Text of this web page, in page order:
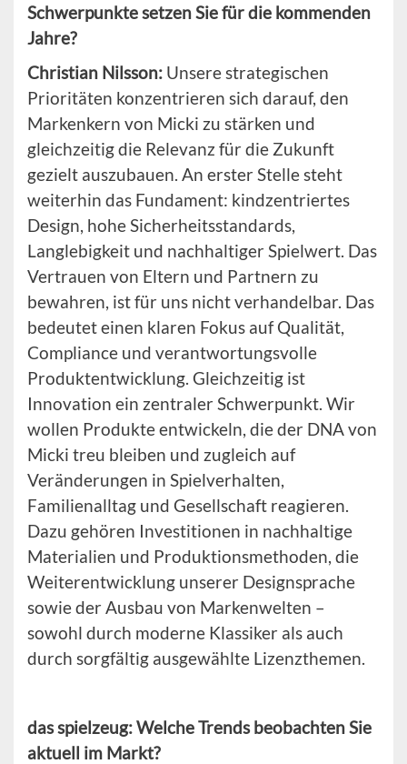
Schwerpunkte setzen Sie für die kommenden
Jahre?
Christian Nilsson: Unsere strategischen
Prioritäten konzentrieren sich darauf, den
Markenkern von Micki zu stärken und
gleichzeitig die Relevanz für die Zukunft
gezielt auszubauen. An erster Stelle steht
weiterhin das Fundament: kindzentriertes
Design, hohe Sicherheitsstandards,
Langlebigkeit und nachhaltiger Spielwert. Das
Vertrauen von Eltern und Partnern zu
bewahren, ist für uns nicht verhandelbar. Das
bedeutet einen klaren Fokus auf Qualität,
Compliance und verantwortungsvolle
Produktentwicklung. Gleichzeitig ist
Innovation ein zentraler Schwerpunkt. Wir
wollen Produkte entwickeln, die der DNA von
Micki treu bleiben und zugleich auf
Veränderungen in Spielverhalten,
Familienalltag und Gesellschaft reagieren.
Dazu gehören Investitionen in nachhaltige
Materialien und Produktionsmethoden, die
Weiterentwicklung unserer Designsprache
sowie der Ausbau von Markenwelten –
sowohl durch moderne Klassiker als auch
durch sorgfältig ausgewählte Lizenzthemen.
das spielzeug: Welche Trends beobachten Sie
aktuell im Markt?